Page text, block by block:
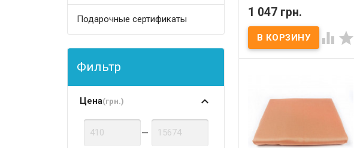
Подарочные сертификаты
Фильтр
Цена(грн.)
—
белый 175x210 см
В наличии
Пододеяльник Вилюта
(Украина).
1 047 грн.
 